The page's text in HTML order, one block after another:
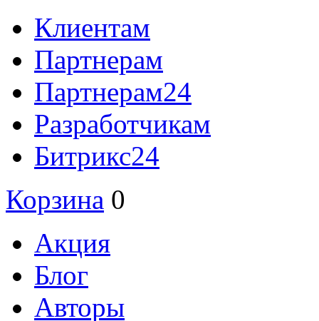
Клиентам
Партнерам
Партнерам24
Разработчикам
Битрикс24
Корзина 0
Акция
Блог
Авторы